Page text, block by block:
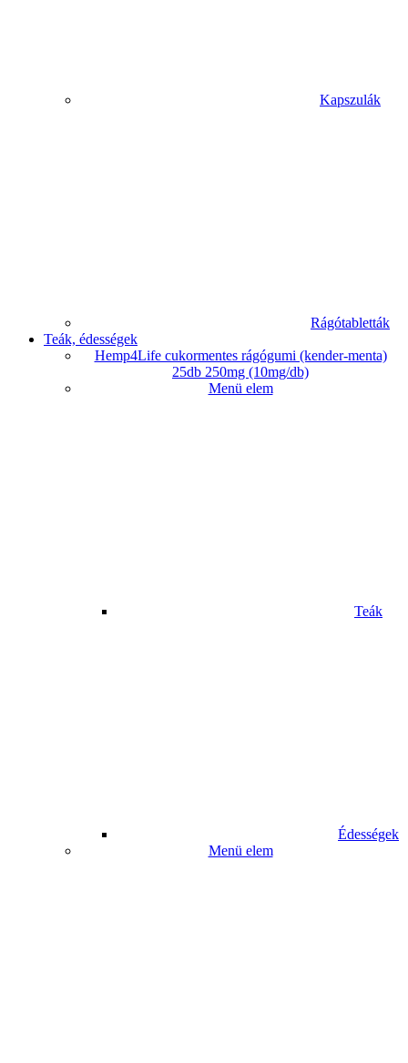
Kapszulák
Rágótabletták
Teák, édességek
Hemp4Life cukormentes rágógumi (kender-menta)
25db 250mg (10mg/db)
Menü elem
Teák
Édességek
Menü elem